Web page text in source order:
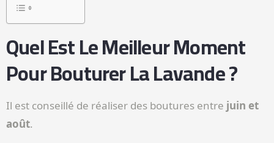
Quel Est Le Meilleur Moment
Pour Bouturer La Lavande ?
Il est conseillé de réaliser des boutures entre juin et
août.